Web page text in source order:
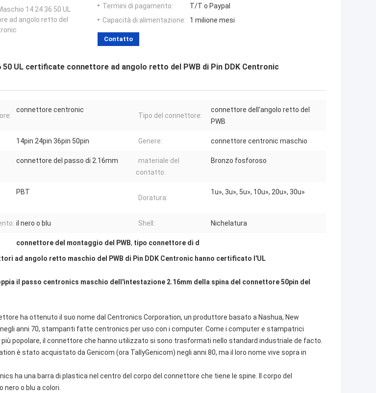
14 24 36 50 UL
ad angolo retto del
Termini di pagamento:
T/T o Paypal
Capacità di alimentazione:
1 milione mesi
Contatto
50 UL certificate connettore ad angolo retto del PWB di Pin DDK Centronic
connettore centronic
Tipo del connettore:
connettore dell'angolo retto del
PWB
14pin 24pin 36pin 50pin Genere: connettore centronic maschio
connettore del passo di 2.16mm
materiale del
contatto:
Bronzo fosforoso
PBT
Doratura:
1u», 3u», 5u», 10u», 20u», 30u»
il nero o blu Shell: Nichelatura
connettore del montaggio del PWB, tipo connettore di d
ad angolo retto maschio del PWB di Pin DDK Centronic hanno certificato l'UL
il passo centronics maschio dell'intestazione 2.16mm della spina del connettore 50pin del
ha ottenuto il suo nome dal Centronics Corporation, un produttore basato a Nashua, New
anni 70, stampanti fatte centronics per uso con i computer. Come i computer e stampatrici
popolare, il connettore che hanno utilizzato si sono trasformati nello standard industriale de facto.
è stato acquistato da Genicom (ora TallyGenicom) negli anni 80, ma il loro nome vive sopra in
ha una barra di plastica nel centro del corpo del connettore che tiene le spine. Il corpo del
o blu a colori.